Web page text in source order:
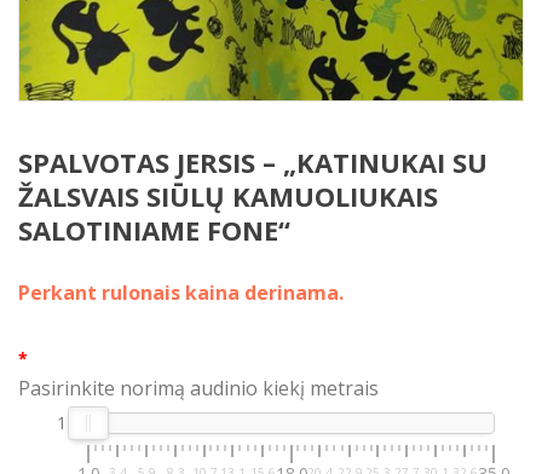
SPALVOTAS JERSIS – „KATINUKAI SU
ŽALSVAIS SIŪLŲ KAMUOLIUKAIS
SALOTINIAME FONE“
Perkant rulonais kaina derinama.
*
Pasirinkite norimą audinio kiekį metrais
1